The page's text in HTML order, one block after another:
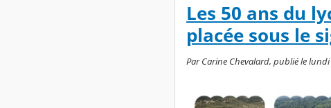
Les 50 ans du
placée sous le
Par Carine Chevalard, publié le